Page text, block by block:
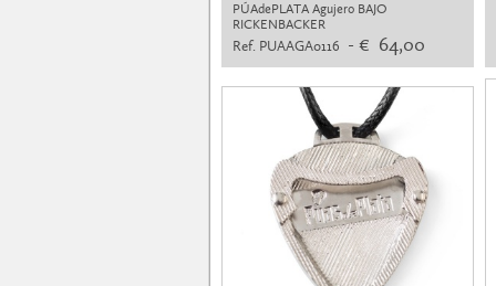
PÚAdePLATA Agujero BAJO
RICKENBACKER
Ref. PUAAGA0116 - € 64,00